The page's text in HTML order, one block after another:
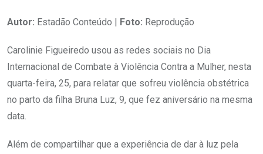
Autor: Estadão Conteúdo | Foto: Reprodução
Carolinie Figueiredo usou as redes sociais no Dia
Internacional de Combate à Violência Contra a Mulher, nesta
quarta-feira, 25, para relatar que sofreu violência obstétrica
no parto da filha Bruna Luz, 9, que fez aniversário na mesma
data.
Além de compartilhar que a experiência de dar à luz pela